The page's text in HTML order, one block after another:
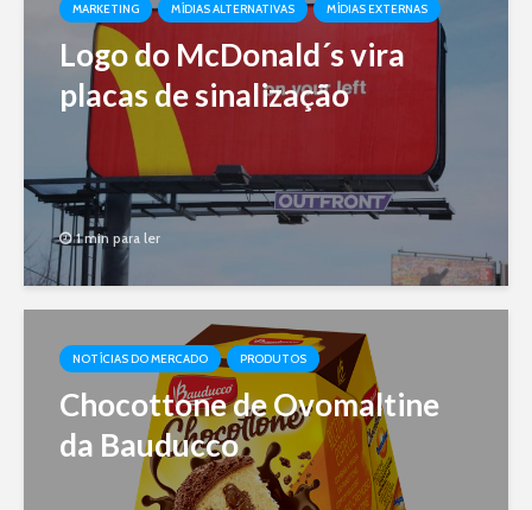
MARKETING
MÍDIAS ALTERNATIVAS MÍDIAS EXTERNAS
Logo do McDonald´s vira
placas de sinalização
1 min para ler
NOTÍCIAS DO MERCADO PRODUTOS
Chocottone de Ovomaltine
da Bauducco